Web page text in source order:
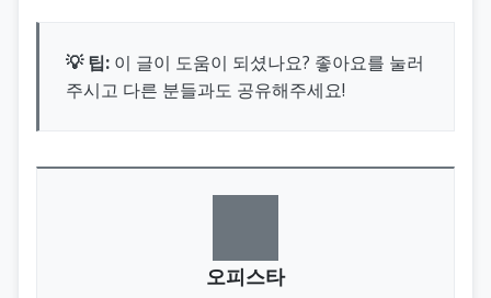
💡 팁: 이 글이 도움이 되셨나요? 좋아요를 눌러
주시고 다른 분들과도 공유해주세요!
오피스타